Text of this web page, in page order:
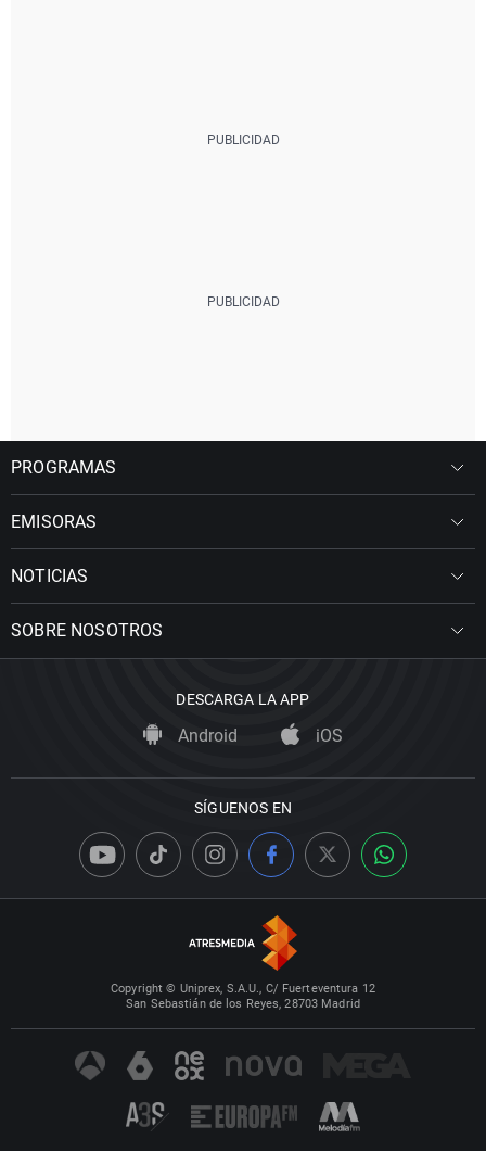
PROGRAMAS
EMISORAS
NOTICIAS
SOBRE NOSOTROS
DESCARGA LA APP
Android iOS
SÍGUENOS EN
Copyright © Uniprex, S.A.U., C/ Fuerteventura 12
San Sebastián de los Reyes, 28703 Madrid